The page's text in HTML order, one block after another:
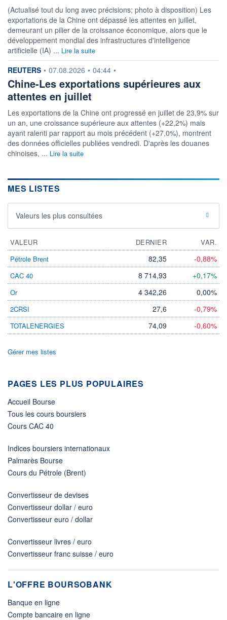
(Actualisé tout du long avec précisions; photo à disposition) Les
exportations de la Chine ont dépassé les attentes en juillet,
demeurant un pilier de la croissance économique, alors que le
développement mondial des infrastructures d'intelligence
artificielle (IA) ... Lire la suite
information fournie par
REUTERS • 07.08.2026 • 04:44 •
Chine-Les exportations supérieures aux
attentes en juillet
Les exportations de la Chine ont progressé en juillet de 23,9% sur
un an, une croissance supérieure aux attentes (+22,2%) mais
ayant ralenti par rapport au mois précédent (+27,0%), montrent
des données officielles publiées vendredi. D'après les douanes
chinoises, ... Lire la suite
MES LISTES
Valeurs les plus consultées
VALEUR DERNIER
VAR.
Pétrole Brent
82,35 -0,88%
CAC 40 8 714,93 +0,17%
Or 4 342,26 0,00%
2CRSI 27,6 -0,79%
TOTALENERGIES 74,09 -0,60%
Gérer mes listes
PAGES LES PLUS POPULAIRES
Accueil Bourse
Tous les cours boursiers
Cours CAC 40
Indices boursiers internationaux
Palmarès Bourse
Cours du Pétrole (Brent)
Convertisseur de devises
Convertisseur dollar / euro
Convertisseur euro / dollar
Convertisseur livres / euro
Convertisseur franc suisse / euro
L'OFFRE BOURSOBANK
Banque en ligne
Compte bancaire en ligne